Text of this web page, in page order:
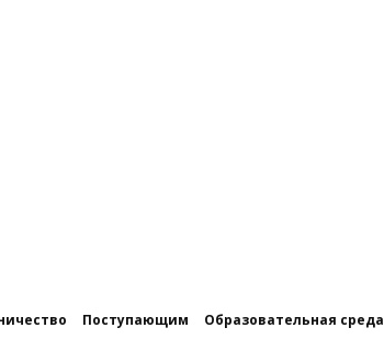
Поступающим Образовательная среда